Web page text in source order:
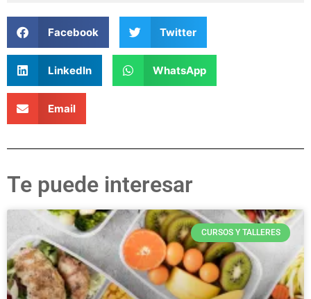
Facebook Twitter
LinkedIn WhatsApp
Email
Te puede interesar
CURSOS Y TALLERES